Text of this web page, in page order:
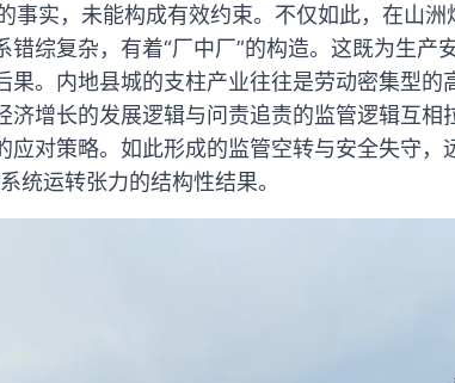
事实，未能构成有效约束。不仅如此，在山
综复杂，有着“厂中厂”的构造。这既为生产
果。内地县城的支柱产业往往是劳动密集型的
增长的发展逻辑与问责追责的监管逻辑互相
对策略。如此形成的监管空转与安全失守，
统运转张力的结构性结果。